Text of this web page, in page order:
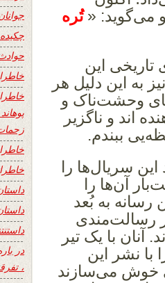
می‌گوید: «تُره
تاریخی این
به این دلیل هر
وحشت‌ناک و
اند و ناگزیر
ببندم.
این سریال‌ها را
آن‌ها را
رسانه به بُعد
رسالت‌مندی
آنان با یک تیر
با نشر این
خوش می‌سازند
در
،